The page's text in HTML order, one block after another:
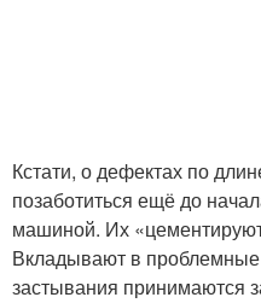
Кстати, о дефектах по
позаботиться ещё до
машиной. Их
Вкладывают в
застывания принимаются